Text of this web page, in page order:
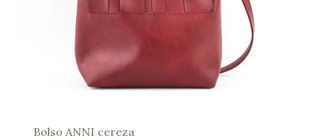
Bolso ANNI cereza